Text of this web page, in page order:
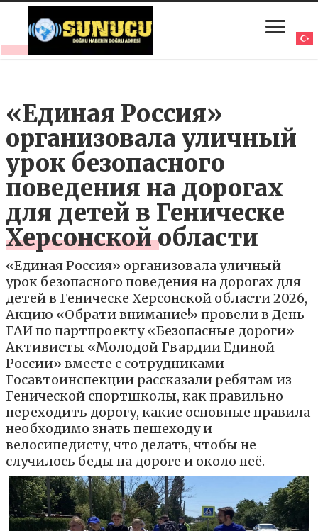
«Единая Россия»
организовала уличный
урок безопасного
поведения на дорогах
для детей в Геническе
Херсонской области
«Единая Россия» организовала уличный
урок безопасного поведения на дорогах для
детей в Геническе Херсонской области 2026,
Акцию «Обрати внимание!» провели в День
ГАИ по партпроекту «Безопасные дороги»
Активисты «Молодой Гвардии Единой
России» вместе с сотрудниками
Госавтоинспекции рассказали ребятам из
Генической спортшколы, как правильно
переходить дорогу, какие основные правила
необходимо знать пешеходу и
велосипедисту, что делать, чтобы не
случилось беды на дороге и около неё.